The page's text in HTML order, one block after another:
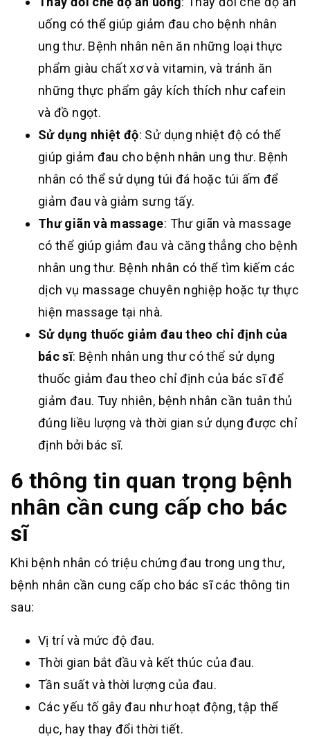
uống có thể giúp giảm đau cho bệnh nhân
ung thư. Bệnh nhân nên ăn những loại thực
phẩm giàu chất xơ và vitamin, và tránh ăn
những thực phẩm gây kích thích như cafein
và đồ ngọt.
Sử dụng nhiệt độ: Sử dụng nhiệt độ có thể
giúp giảm đau cho bệnh nhân ung thư. Bệnh
nhân có thể sử dụng túi đá hoặc túi ấm để
giảm đau và giảm sưng tấy.
Thư giãn và massage: Thư giãn và massage
có thể giúp giảm đau và căng thẳng cho bệnh
nhân ung thư. Bệnh nhân có thể tìm kiếm các
dịch vụ massage chuyên nghiệp hoặc tự thực
hiện massage tại nhà.
Sử dụng thuốc giảm đau theo chỉ định của
bác sĩ: Bệnh nhân ung thư có thể sử dụng
thuốc giảm đau theo chỉ định của bác sĩ để
giảm đau. Tuy nhiên, bệnh nhân cần tuân thủ
đúng liều lượng và thời gian sử dụng được chỉ
định bởi bác sĩ.
6 thông tin quan trọng bệnh
nhân cần cung cấp cho bác
sĩ
Khi bệnh nhân có triệu chứng đau trong ung thư,
bệnh nhân cần cung cấp cho bác sĩ các thông tin
sau:
Vị trí và mức độ đau.
Thời gian bắt đầu và kết thúc của đau.
Tần suất và thời lượng của đau.
Các yếu tố gây đau như hoạt động, tập thể
dục, hay thay đổi thời tiết.